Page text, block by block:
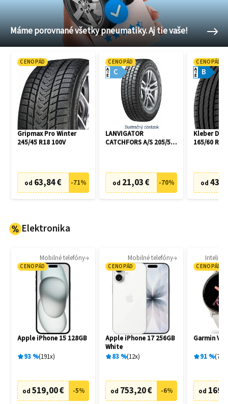
Máme porovnané všetky pneumatiky. Aj tie vaše!
CENOPÁD
Gripmax Pro Winter
245/45 R18 100V
od 63,84 € -71%
CENOPÁD
C
A
E
LANVIGATOR
CATCHFORS A/S 205/55
od 21,03 € -70%
CENOPÁD
B
A
E
Kleber
165/60 R14
od
Elektronika
Mobilné telefóny
CENOPÁD
Apple iPhone 15 128GB
93% 191x
od 519,00 € -5%
Mobilné telefóny
CENOPÁD
Apple iPhone 17 256GB
White
83% 12x
od 753,20 € -6%
CENOPÁD
Garmin
91% 78
od